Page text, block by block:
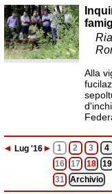
Alla
◄ Lug '16► 1 2 3 4
16
17 18 19
31
Archivio